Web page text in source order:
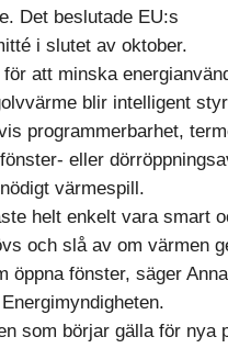
Det beslutade EU:s
i slutet av oktober.
att minska
blir intelligent
programmerbarhet,
eller
värmespill.
helt enkelt vara smart
och slå av om värmen
öppna fönster, säger
som börjar gälla för nya